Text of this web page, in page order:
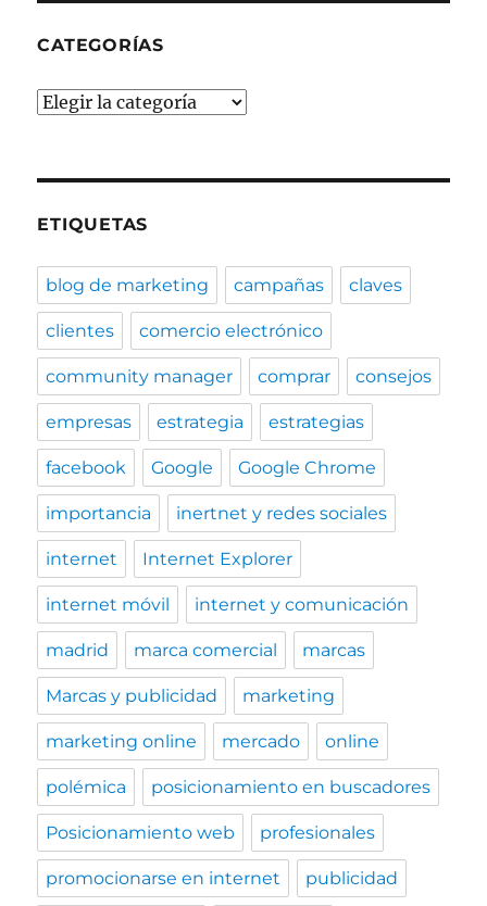
CATEGORÍAS
Categorías
ETIQUETAS
blog de marketing campañas claves
clientes comercio electrónico
community manager comprar consejos
empresas estrategia estrategias
facebook Google Google Chrome
importancia inertnet y redes sociales
internet Internet Explorer
internet móvil internet y comunicación
madrid marca comercial marcas
Marcas y publicidad marketing
marketing online mercado online
polémica posicionamiento en buscadores
Posicionamiento web profesionales
promocionarse en internet publicidad